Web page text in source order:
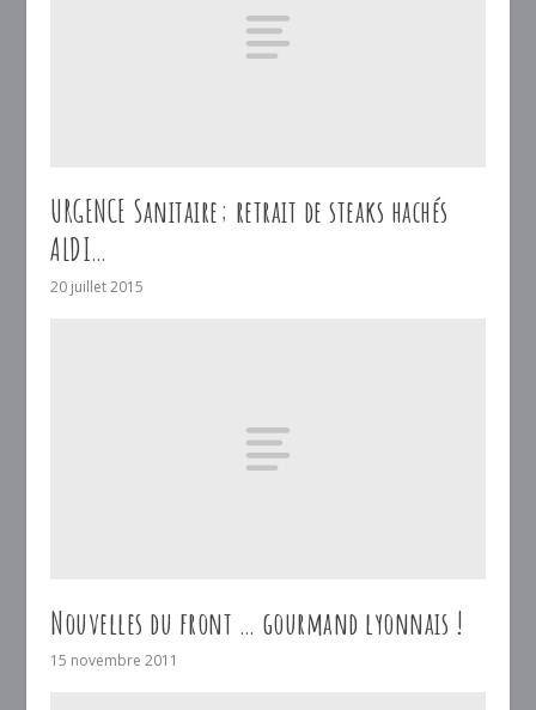
URGENCE Sanitaire; retrait de steaks hachés
ALDI…
20 juillet 2015
Nouvelles du front … gourmand lyonnais !
15 novembre 2011